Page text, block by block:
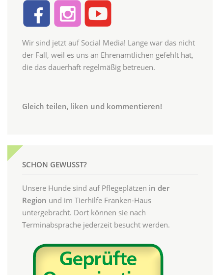
Wir sind jetzt auf Social Media! Lange war das nicht
der Fall, weil es uns an Ehrenamtlichen gefehlt hat,
die das dauerhaft regelmäßig betreuen.
Gleich teilen, liken und kommentieren!
SCHON GEWUSST?
Unsere Hunde sind auf Pflegeplätzen in der
Region und im Tierhilfe Franken-Haus
untergebracht. Dort können sie nach
Terminabsprache jederzeit besucht werden.